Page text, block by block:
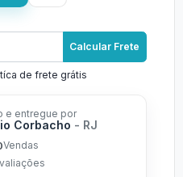
Calcular Frete
de frete grátis
e entregue por
Corbacho - RJ
Vendas